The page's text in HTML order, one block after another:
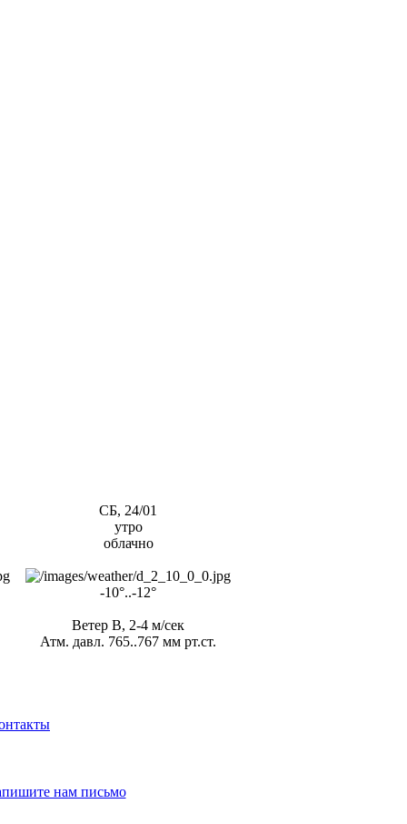
СБ, 24/01
утро
облачно
-10°..-12°
Ветер В, 2-4 м/сек
Атм. давл. 765..767 мм рт.ст.
нам письмо